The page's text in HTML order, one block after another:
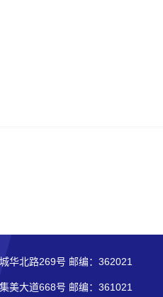
华北路269号 邮编：362021
美大道668号 邮编：361021